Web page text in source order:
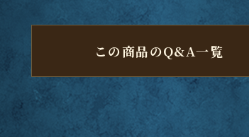
この商品のQ&A一覧